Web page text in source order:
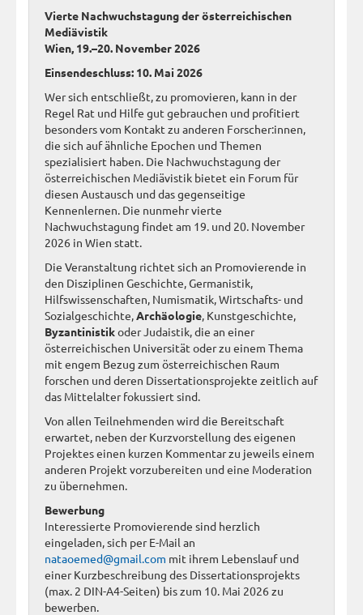
Vierte Nachwuchstagung der österreichischen
Mediävistik
Wien, 19.–20. November 2026
Einsendeschluss: 10. Mai 2026
Wer sich entschließt, zu promovieren, kann in der
Regel Rat und Hilfe gut gebrauchen und profitiert
besonders vom Kontakt zu anderen Forscher:innen,
die sich auf ähnliche Epochen und Themen
spezialisiert haben. Die Nachwuchstagung der
österreichischen Mediävistik bietet ein Forum für
diesen Austausch und das gegenseitige
Kennenlernen. Die nunmehr vierte
Nachwuchstagung findet am 19. und 20. November
2026 in Wien statt.
Die Veranstaltung richtet sich an Promovierende in
den Disziplinen Geschichte, Germanistik,
Hilfswissenschaften, Numismatik, Wirtschafts- und
Sozialgeschichte,Archäologie, Kunstgeschichte,
Byzantinistikoder Judaistik, die an einer
österreichischen Universität oder zu einem Thema
mit engem Bezug zum österreichischen Raum
forschen und deren Dissertationsprojekte zeitlich auf
das Mittelalter fokussiert sind.
Von allen Teilnehmenden wird die Bereitschaft
erwartet, neben der Kurzvorstellung des eigenen
Projektes einen kurzen Kommentar zu jeweils einem
anderen Projekt vorzubereiten und eine Moderation
zu übernehmen.
Bewerbung
Interessierte Promovierende sind herzlich
eingeladen, sich per E-Mail an
nataoemed@gmail.com mit ihrem Lebenslauf und
einer Kurzbeschreibung des Dissertationsprojekts
(max. 2 DIN-A4-Seiten) bis zum 10. Mai 2026 zu
bewerben.